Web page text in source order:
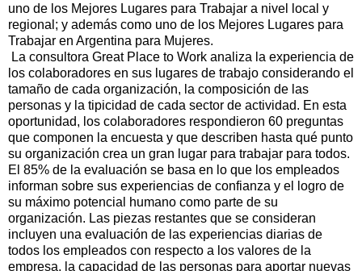
uno de los Mejores Lugares para Trabajar a nivel local y
regional; y además como uno de los Mejores Lugares para
Trabajar en Argentina para Mujeres.
La consultora Great Place to Work analiza la experiencia de
los colaboradores en sus lugares de trabajo considerando el
tamaño de cada organización, la composición de las
personas y la tipicidad de cada sector de actividad. En esta
oportunidad, los colaboradores respondieron 60 preguntas
que componen la encuesta y que describen hasta qué punto
su organización crea un gran lugar para trabajar para todos.
El 85% de la evaluación se basa en lo que los empleados
informan sobre sus experiencias de confianza y el logro de
su máximo potencial humano como parte de su
organización. Las piezas restantes que se consideran
incluyen una evaluación de las experiencias diarias de
todos los empleados con respecto a los valores de la
empresa, la capacidad de las personas para aportar nuevas